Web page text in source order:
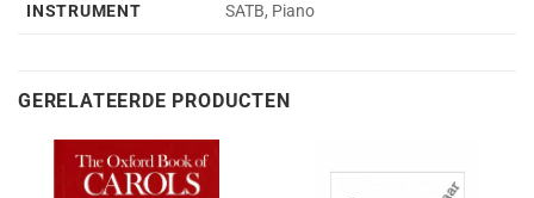
INSTRUMENT SATB, Piano
GERELATEERDE PRODUCTEN